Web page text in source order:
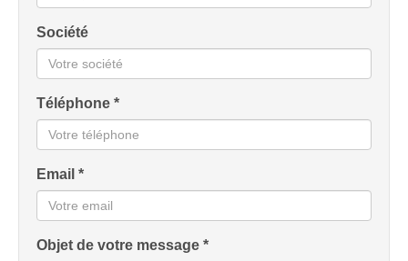
Société
Téléphone *
Email *
Objet de votre message *